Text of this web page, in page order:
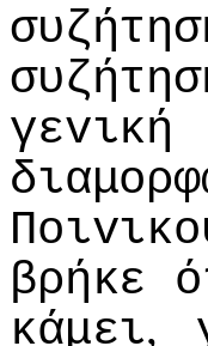
γεvική
βρήκε
κάμει,